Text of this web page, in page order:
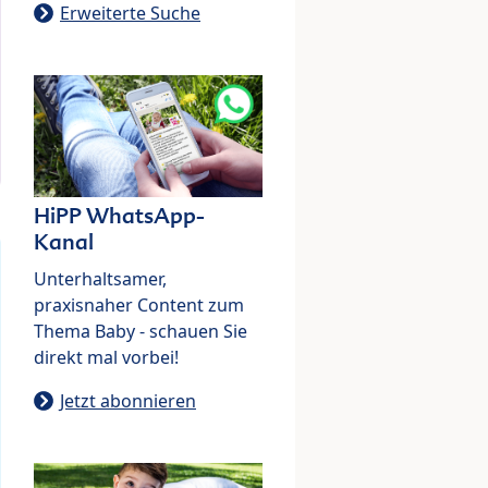
Erweiterte Suche
HiPP WhatsApp-
Kanal
Unterhaltsamer,
praxisnaher Content zum
Thema Baby - schauen Sie
direkt mal vorbei!
Jetzt abonnieren